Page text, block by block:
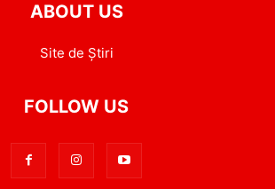
ABOUT US
Site de Știri
FOLLOW US